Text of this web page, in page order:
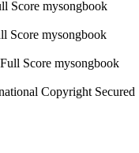
Copyright Secured